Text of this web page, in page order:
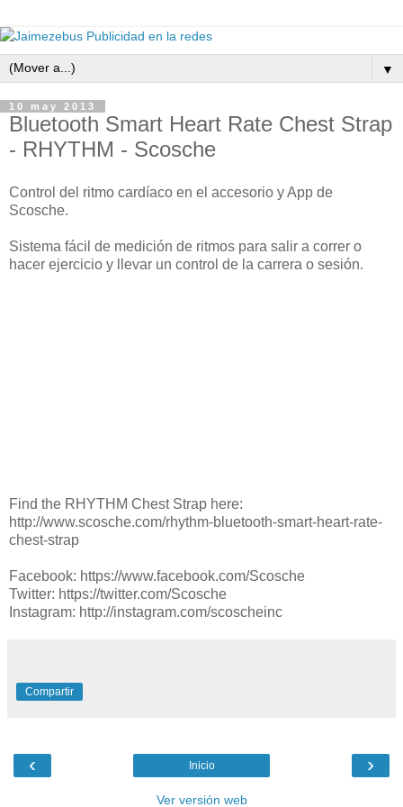
▼
10 may 2013
Bluetooth Smart Heart Rate Chest Strap
- RHYTHM - Scosche
Control del ritmo cardíaco en el accesorio y App de
Scosche.
Sistema fácil de medición de ritmos para salir a correr o
hacer ejercicio y llevar un control de la carrera o sesión.
Find the RHYTHM Chest Strap here:
http://www.scosche.com/rhythm-bluetooth-smart-heart-rate-
chest-strap
Facebook: https://www.facebook.com/Scosche
Twitter: https://twitter.com/Scosche
Instagram: http://instagram.com/scoscheinc
Compartir
‹ ›
Inicio
Ver versión web